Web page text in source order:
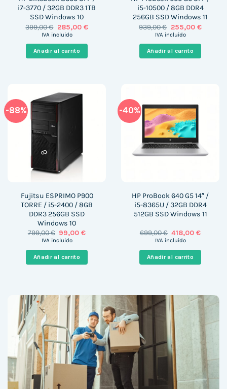
i7-3770 / 32GB DDR3 1TB
SSD Windows 10
399,00€ El
precio
era:
399,00 €.
285,00 €El
es:
285,00 €.
IVA incluido
Añadir al carrito
i5-10500 / 8GB DDR4
256GB SSD Windows 11
939,00€ El
precio
era:
939,00 €.
255,00 €El
es:
255,00
IVA incluido
Añadir al carrito
-88%
Fujitsu ESPRIMO P900
TORRE / i5-2400 / 8GB
DDR3 256GB SSD
Windows 10
799,00€ El
precio
era:
799,00 €.
99,00€El
es:
IVA incluido
Añadir al carrito
-40%
HP ProBook 640 G5 14″ /
i5-8365U / 32GB DDR4
512GB SSD Windows 11
699,00€ El
precio
era:
699,00 €.
418,00€El
es:
IVA incluido
Añadir al carrito